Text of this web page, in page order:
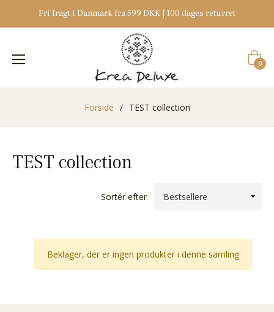
Fri fragt i Danmark fra 599 DKK | 100 dages returret
0
Forside / TEST collection
TEST collection
Sortér efter
Beklager, der er ingen produkter i denne samling